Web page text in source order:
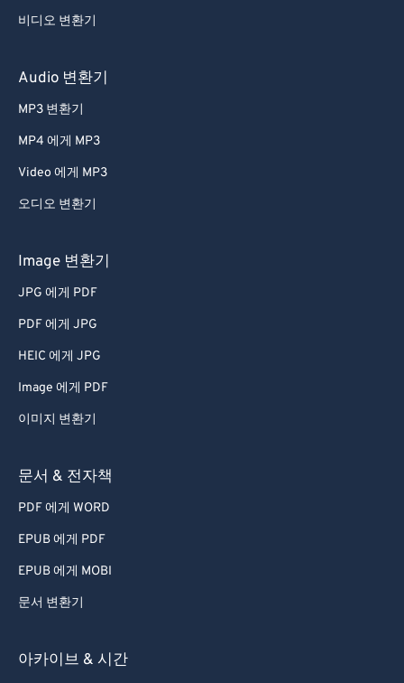
비디오 변환기
Audio 변환기
MP3 변환기
MP4 에게 MP3
Video 에게 MP3
오디오 변환기
Image 변환기
JPG 에게 PDF
PDF 에게 JPG
HEIC 에게 JPG
Image 에게 PDF
이미지 변환기
문서 & 전자책
PDF 에게 WORD
EPUB 에게 PDF
EPUB 에게 MOBI
문서 변환기
아카이브 & 시간